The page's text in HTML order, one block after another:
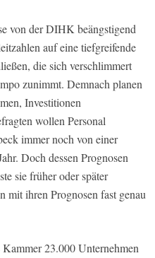
von der DIHK beängstigend
auf eine tiefgreifende
die sich verschlimmert
zunimmt. Demnach planen
Investitionen
wollen Personal
immer noch von einer
Doch dessen Prognosen
sie früher oder später
ihren Prognosen fast genau
23.000 Unternehmen